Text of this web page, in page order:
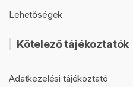
Lehetőségek
Kötelező tájékoztatók
Adatkezelési tájékoztató